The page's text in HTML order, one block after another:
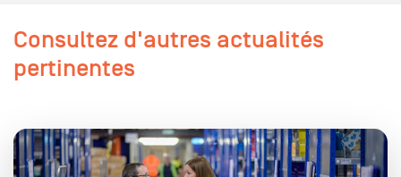
Consultez d'autres actualités
pertinentes